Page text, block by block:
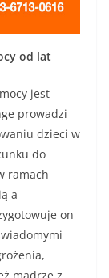
od lat
jest
prowadzi
dzieci w
do
ramach
a
on